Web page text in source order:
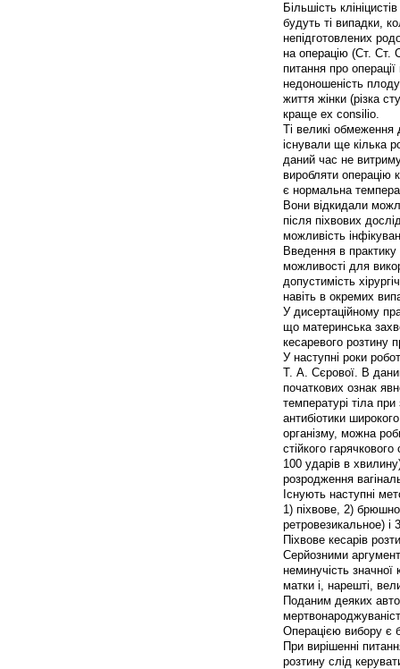
Більшість
будуть ті випадки,
непідготовлених
на операцію (Ст. Ст.
питання про
недоношеність
життя жінки (різка
краще ex consilio.
Ті великі обмеження
існували ще кілька
даний час не
виробляти операцію
є нормальна
Вони відкидали
після піхвових
можливість
Введення в практику
можливості для
допустимість
навіть в окремих
У дисертаційному
що материнська
кесаревого розтину
У наступні роки
Т. А. Сєрової. В
початкових ознак
температурі тіла
антибіотики
організму, можна
стійкого
100 ударів в
розродження
Існують наступні
1) піхвове, 2)
ретровезикальное) і
Піхвове кесарів
Серйозними
неминучість
матки і, нарешті,
Поданим деяких
Операцією вибору є
При вирішенні
розтину слід